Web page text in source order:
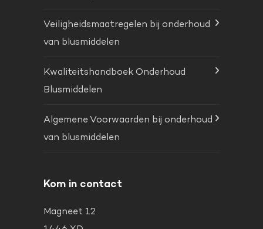
Veiligheidsmaatregelen bij onderhoud
van blusmiddelen
Kwaliteitshandboek Onderhoud
Blusmiddelen
Algemene Voorwaarden bij onderhoud
van blusmiddelen
Kom in contact
Magneet 12